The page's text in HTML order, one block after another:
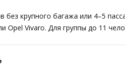
без крупного багажа или 4–5
Vivaro. Для группы до 11